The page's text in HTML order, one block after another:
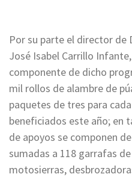
Por su parte el director de
José Isabel Carrillo
componente de dicho
mil rollos de alambre de
paquetes de tres para
beneficiados este año; en
de apoyos se componen
sumadas a 118 garrafas
motosierras,